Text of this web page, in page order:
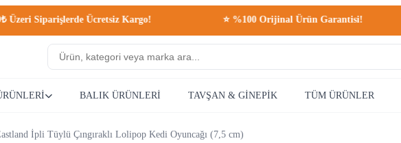
Siparişlerde Ücretsiz Kargo! ⭐ %100 Orijinal Ürün Garantisi!
BALIK ÜRÜNLERİ TAVŞAN & GİNEPİK TÜM ÜRÜNLER
İpli Tüylü Çıngıraklı Lolipop Kedi Oyuncağı (7,5 cm)